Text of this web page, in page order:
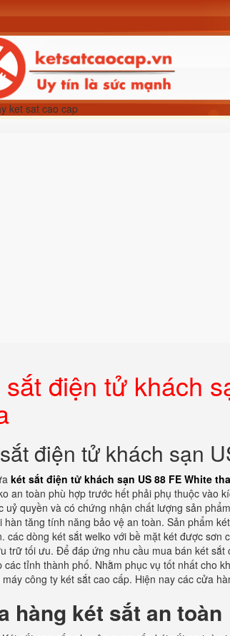
sắt điện tử khách
điện tử khách sạn
két sắt điện tử khách sạn US 88 FE White
an toàn phù hợp trước hết phải phụ thuộc vào
uỷ quyền và có chứng nhận chất lượng sản
hàn tăng tính năng bảo vệ an toàn. Sản phẩm
các dòng két sắt welko với bề mặt két được
trữ tối ưu. Để đáp ứng nhu cầu mua bán két
các tỉnh thành phố. Nhằm phục vụ tốt nhất cho
công ty két sắt cao cấp. Hiện nay các cửa
hàng két sắt an toàn